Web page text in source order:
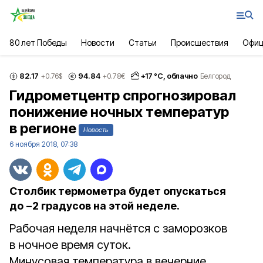
80 лет Победы Новости Статьи Происшествия
82.17 +0.76$ 94.84 +0.78€ +17 °С, облачно Белгород
Гидрометцентр спрогнозировал
понижение ночных температур
в регионе
Новость
6 ноября 2018, 07:38
Столбик термометра будет опускаться
до −2 градусов на этой неделе.
Рабочая неделя начнётся с заморозков
в ночное время суток.